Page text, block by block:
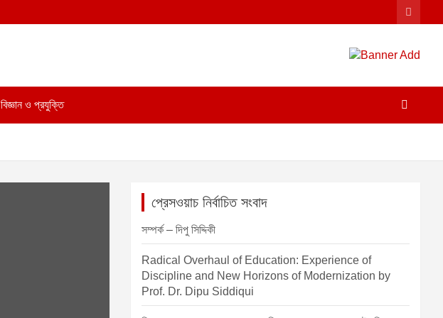
বিজ্ঞান ও প্রযুক্তি
প্রেসওয়াচ নির্বাচিত সংবাদ
সম্পর্ক – দিপু সিদ্দিকী
Radical Overhaul of Education: Experience of
Discipline and New Horizons of Modernization by
Prof. Dr. Dipu Siddiqui